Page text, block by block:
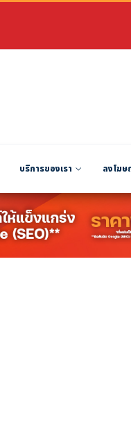
บริการของเรา ลงโฆษ